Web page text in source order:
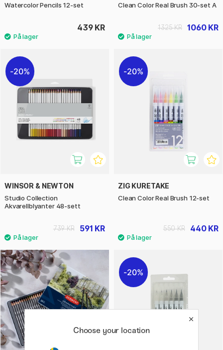
Watercolor Pencils 12-set
439 KR
Clean Color Real Brush 30-set A
1060 KR
1325 KR
20%
WINSOR & NEWTON
Studio Collection
Akvarellblyanter 48-sett
591 KR
739 KR
20%
ZIG KURETAKE
Clean Color Real Brush 12-set
440 KR
550 KR
20%
Choose your location